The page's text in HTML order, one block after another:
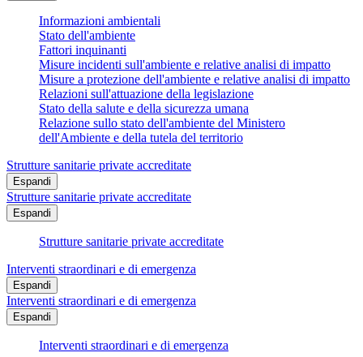
Informazioni ambientali
Stato dell'ambiente
Fattori inquinanti
Misure incidenti sull'ambiente e relative analisi di impatto
Misure a protezione dell'ambiente e relative analisi di impatto
Relazioni sull'attuazione della legislazione
Stato della salute e della sicurezza umana
Relazione sullo stato dell'ambiente del Ministero
dell'Ambiente e della tutela del territorio
Strutture sanitarie private accreditate
Espandi
Strutture sanitarie private accreditate
Espandi
Strutture sanitarie private accreditate
Interventi straordinari e di emergenza
Espandi
Interventi straordinari e di emergenza
Espandi
Interventi straordinari e di emergenza